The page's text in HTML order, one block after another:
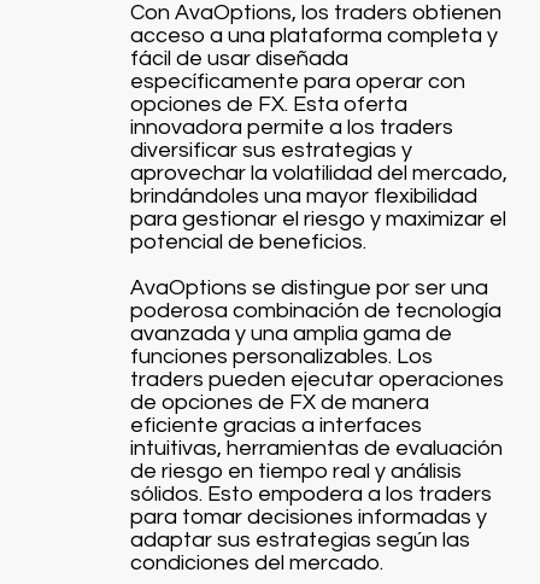
Con AvaOptions, los traders obtienen
acceso a una plataforma completa y
fácil de usar diseñada
específicamente para operar con
opciones de FX. Esta oferta
innovadora permite a los traders
diversificar sus estrategias y
aprovechar la volatilidad del mercado,
brindándoles una mayor flexibilidad
para gestionar el riesgo y maximizar el
potencial de beneficios.
AvaOptions se distingue por ser una
poderosa combinación de tecnología
avanzada y una amplia gama de
funciones personalizables. Los
traders pueden ejecutar operaciones
de opciones de FX de manera
eficiente gracias a interfaces
intuitivas, herramientas de evaluación
de riesgo en tiempo real y análisis
sólidos. Esto empodera a los traders
para tomar decisiones informadas y
adaptar sus estrategias según las
condiciones del mercado.